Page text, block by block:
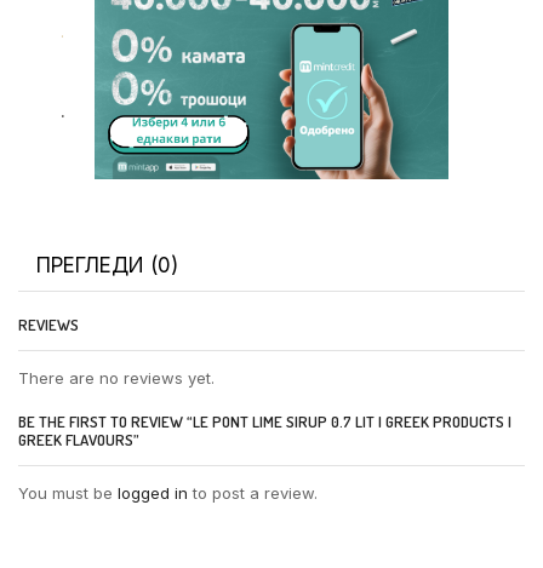
.
.
ПРЕГЛЕДИ (0)
REVIEWS
There are no reviews yet.
BE THE FIRST TO REVIEW “LE PONT LIME SIRUP 0.7 LIT | GREEK PRODUCTS |
GREEK FLAVOURS”
You must be logged in to post a review.